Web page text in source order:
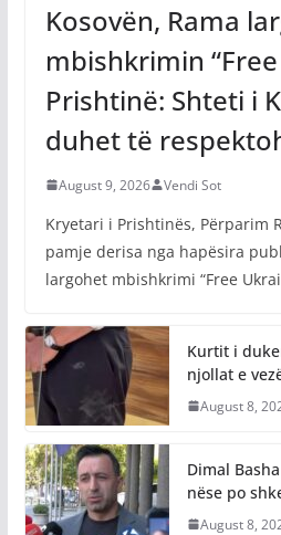
Kosovën, Rama
mbishkrimin
Prishtinë: Shteti i
duhet të
August 9, 2026 Vendi Sot
Kryetari i Prishtinës, Përparim
pamje derisa nga hapësira
largohet mbishkrimi “Free
Kurtit i
njollat e
August 8,
Dimal
nëse po
August 8,